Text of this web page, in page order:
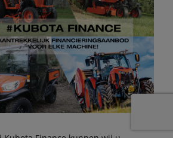
Kubota Finance kunnen wij u